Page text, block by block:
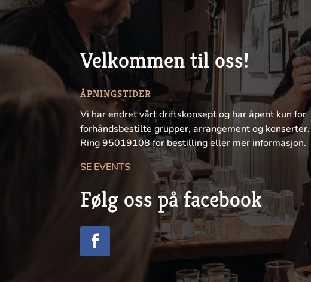
Velkommen til oss!
ÅPNINGSTIDER
Vi har endret vårt driftskonsept og har åpent kun for
forhåndsbestilte grupper, arrangement og konserter.
Ring 95019108 for bestilling eller mer informasjon.
SE EVENTS
Følg oss på facebook